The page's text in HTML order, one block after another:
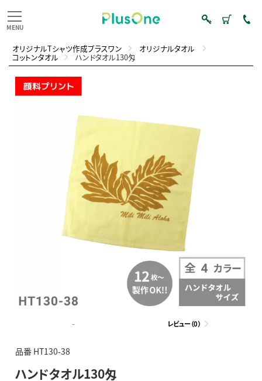
オリジナルTシャツ作成プラスワン オリジナルタオル
コットンタオル ハンドタオル130匁
- レビュー（0）
品番 HT130-38
ハンドタオル130匁